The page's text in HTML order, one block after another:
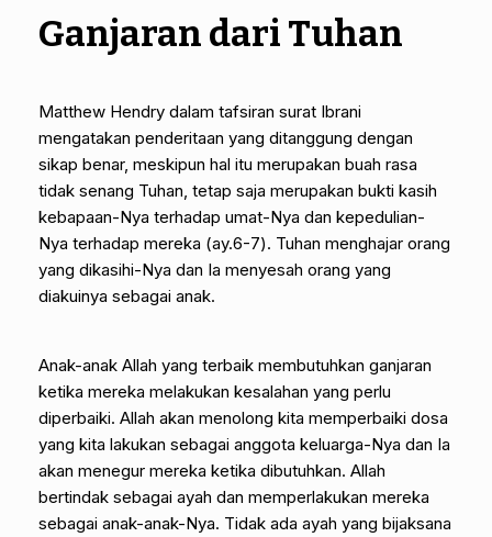
Ganjaran dari Tuhan
Matthew Hendry dalam tafsiran surat Ibrani
mengatakan penderitaan yang ditanggung dengan
sikap benar, meskipun hal itu merupakan buah rasa
tidak senang Tuhan, tetap saja merupakan bukti kasih
kebapaan-Nya terhadap umat-Nya dan kepedulian-
Nya terhadap mereka (ay.6-7). Tuhan menghajar orang
yang dikasihi-Nya dan Ia menyesah orang yang
diakuinya sebagai anak.
Anak-anak Allah yang terbaik membutuhkan ganjaran
ketika mereka melakukan kesalahan yang perlu
diperbaiki. Allah akan menolong kita memperbaiki dosa
yang kita lakukan sebagai anggota keluarga-Nya dan Ia
akan menegur mereka ketika dibutuhkan. Allah
bertindak sebagai ayah dan memperlakukan mereka
sebagai anak-anak-Nya. Tidak ada ayah yang bijaksana